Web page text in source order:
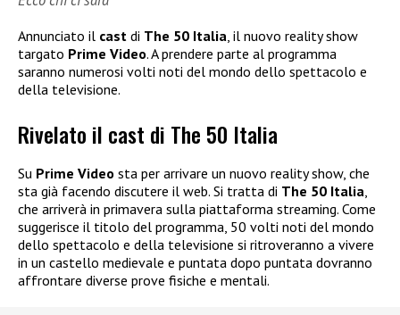
Annunciato il cast di The 50 Italia, il nuovo reality show
targato Prime Video. A prendere parte al programma
saranno numerosi volti noti del mondo dello spettacolo e
della televisione.
Rivelato il cast di The 50 Italia
Su Prime Video sta per arrivare un nuovo reality show, che
sta già facendo discutere il web. Si tratta di The 50 Italia,
che arriverà in primavera sulla piattaforma streaming. Come
suggerisce il titolo del programma, 50 volti noti del mondo
dello spettacolo e della televisione si ritroveranno a vivere
in un castello medievale e puntata dopo puntata dovranno
affrontare diverse prove fisiche e mentali.